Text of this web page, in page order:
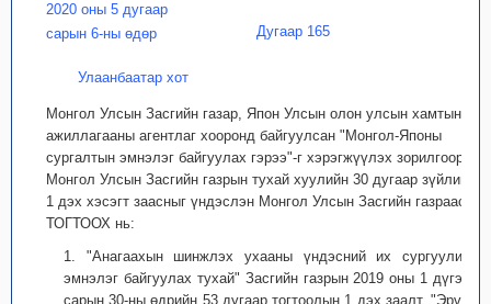
2020 оны 5 дугаар
сарын 6-ны өдөр
Дугаар 165
Улаанбаатар хот
Монгол Улсын Засгийн газар, Япон Улсын олон улсын хамтын
ажиллагааны агентлаг хооронд байгуулсан "Монгол-Японы
сургалтын эмнэлэг байгуулах гэрээ"-г хэрэгжүүлэх зорилгоор
Монгол Улсын Засгийн газрын тухай хуулийн 30 дугаар зүйлийн
1 дэх хэсэгт заасныг үндэслэн Монгол Улсын Засгийн газраас
ТОГТООХ нь:
1. "Анагаахын шинжлэх ухааны үндэсний их сургуулийн
эмнэлэг байгуулах тухай" Засгийн газрын 2019 оны 1 дүгээр
сарын 30-ны өдрийн 53 дугаар тогтоолын 1 дэх заалт, "Эрүүл